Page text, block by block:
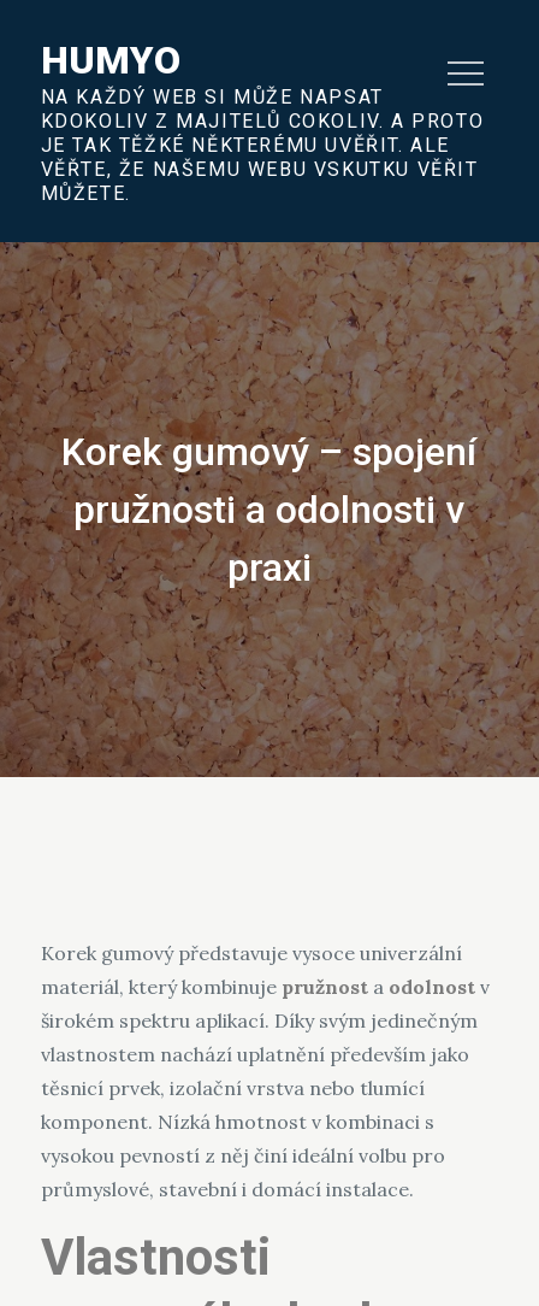
contentHUMYO
NA KAŽDÝ WEB SI MŮŽE NAPSAT
KDOKOLIV Z MAJITELŮ COKOLIV. A PROTO
JE TAK TĚŽKÉ NĚKTERÉMU UVĚŘIT. ALE
VĚŘTE, ŽE NAŠEMU WEBU VSKUTKU VĚŘIT
MŮŽETE.
Korek gumový – spojení
pružnosti a odolnosti v
praxi
Korek gumový představuje vysoce univerzální
materiál, který kombinuje pružnosta odolnostv
širokém spektru aplikací. Díky svým jedinečným
vlastnostem nachází uplatnění především jako
těsnicí prvek, izolační vrstva nebo tlumící
komponent. Nízká hmotnost v kombinaci s
vysokou pevností z něj činí ideální volbu pro
průmyslové, stavební i domácí instalace.
Vlastnosti